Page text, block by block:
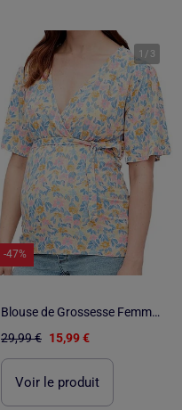
1 / 3
-47%
Blouse de Grossesse Femme Mamalicious
29,99 € 15,99 €
Voir le produit